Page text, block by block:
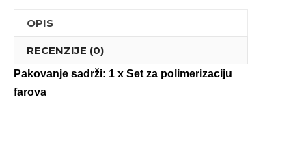
OPIS
RECENZIJE (0)
Pakovanje sadrži: 1 x Set za polimerizaciju
farova